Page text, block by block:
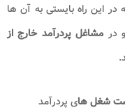
در این راه بایستی به آن ها
در مشاغل پردرآمد خارج از
شغل های پردرآمد